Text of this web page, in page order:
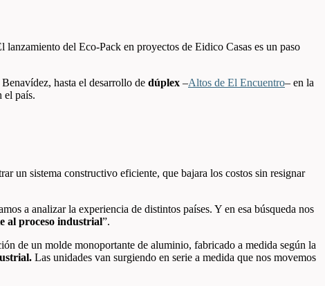
del Eco-Pack en proyectos de Eidico Casas es un paso
Benavídez, hasta el desarrollo de dúplex –Altos de El Encuentro– en la
el país.
un sistema constructivo eficiente, que bajara los costos sin resignar
a analizar la experiencia de distintos países. Y en esa búsqueda nos
al proceso industrial”.
de un molde monoportante de aluminio, fabricado a medida según la
Las unidades van surgiendo en serie a medida que nos movemos